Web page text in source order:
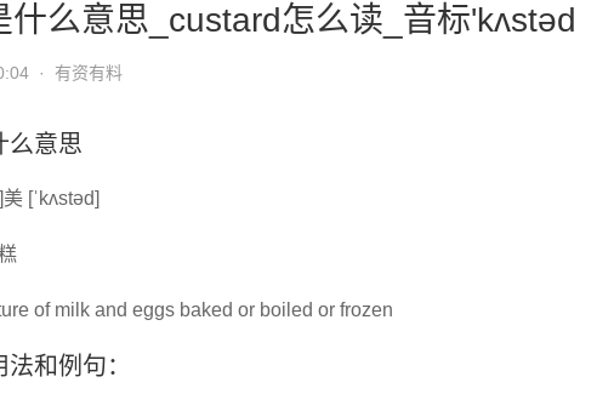
什么意思_custard怎么读_音标'kʌstəd
· 有资有料
么意思
[ˈkʌstəd]
of milk and eggs baked or boiled or frozen
和例句：